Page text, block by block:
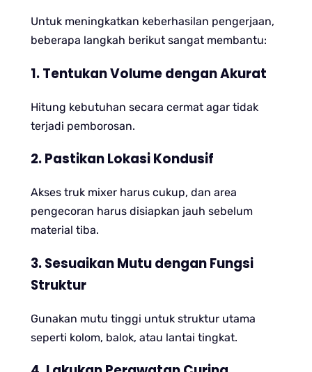
Untuk meningkatkan keberhasilan pengerjaan,
beberapa langkah berikut sangat membantu:
1. Tentukan Volume dengan Akurat
Hitung kebutuhan secara cermat agar tidak
terjadi pemborosan.
2. Pastikan Lokasi Kondusif
Akses truk mixer harus cukup, dan area
pengecoran harus disiapkan jauh sebelum
material tiba.
3. Sesuaikan Mutu dengan Fungsi
Struktur
Gunakan mutu tinggi untuk struktur utama
seperti kolom, balok, atau lantai tingkat.